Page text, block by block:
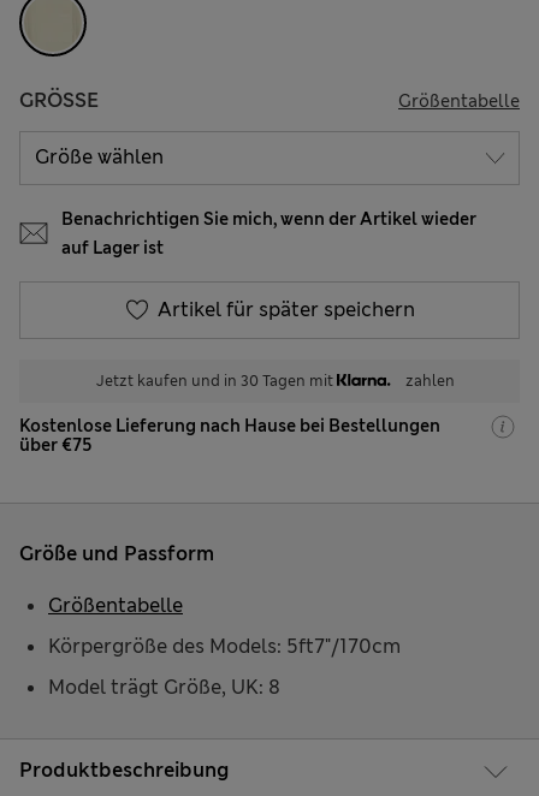
GRÖSSE Größentabelle
Benachrichtigen Sie mich, wenn der Artikel wieder
auf Lager ist
Artikel für später speichern
Jetzt kaufen und in 30 Tagen mit zahlen
Kostenlose Lieferung nach Hause bei Bestellungen
über €75
Produktbeschreibung
Größe und Passform
Körpergröße des Models: 5ft7"/170cm
Model trägt Größe, UK: 8
Größentabelle